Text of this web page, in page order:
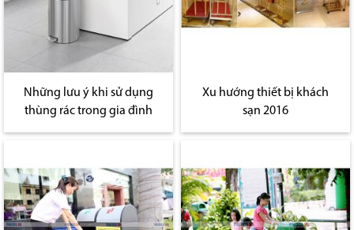
Những lưu ý khi sử dụng
thùng rác trong gia đình
Xu hướng thiết bị khách
sạn 2016